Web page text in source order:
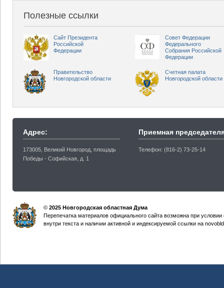
Полезные ссылки
Сайт Президента
Российской
Федерации
Совет Федерации
Федерального
Собрания Российской
Федерации
Правительство
Новгородской области
Счетная палата
Новгородской области
Адрес:
173005, Великий Новгород, площадь
Победы - Софийская, д. 1
Приемная
Телефон: (816-2) 73-25-14
© 2025 Новгородская областная Дума
Перепечатка материалов официального сайта возможна при
внутри текста и наличии активной и индексируемой ссылки на